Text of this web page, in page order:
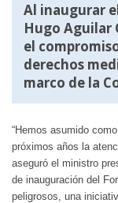
Al inaugurar
Hugo Aguilar
el
derechos
marco de la
“Hemos asumido
próximos años la
aseguró el ministro
de inauguración del
peligrosos, una